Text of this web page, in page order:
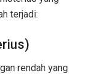
terjadi:
rendah yang